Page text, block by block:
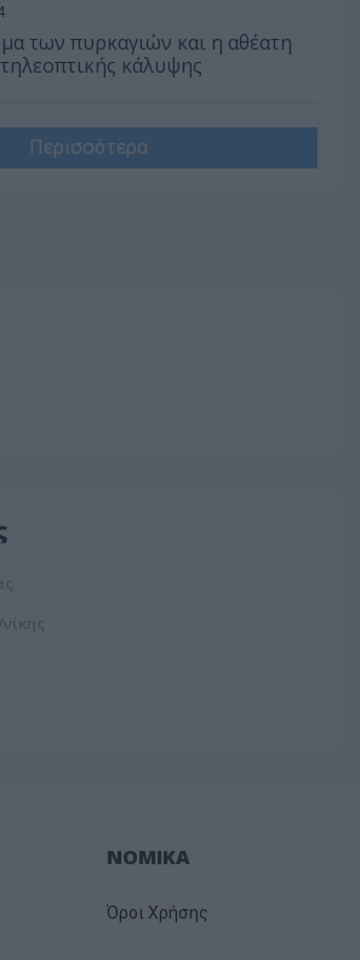
των πυρκαγιών και η αθέατη
κάλυψης
Περισσότερα
ΝΟΜΙΚΑ
Όροι Χρήσης